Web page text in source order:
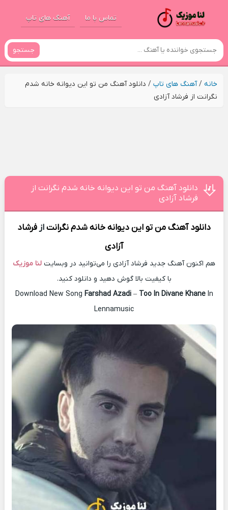
تماس با ما آهنگ های تاپ
جستجو
خانه/آهنگ های تاپ/ دانلود آهنگ من تو این دیوانه خانه شدم
نگرانت از فرشاد آزادی
دانلود آهنگ من تو این دیوانه خانه شدم نگرانت از
فرشاد آزادی
دانلود آهنگمن تو این دیوانه خانه شدم نگرانتازفرشاد
آزادی
هم اکنون آهنگ جدید فرشاد آزادی را می‌توانید در وبسایت لنا موزیک
با کیفیت بالا گوش دهید و دانلود کنید.
Download New Song Farshad Azadi– Too In Divane KhaneIn
Lennamusic